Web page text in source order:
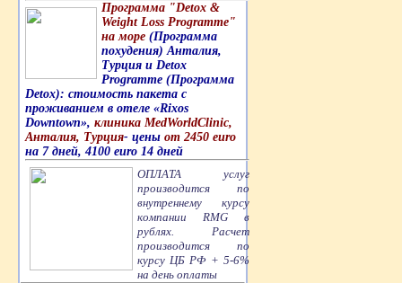
Программа "Detox &
Weight Loss Programme"
на море (Программа
похудения) Анталия,
Турция и Detox
Programme (Программа
Detox): стоимость пакета с
проживанием в отеле «Rixos
Downtown», клиника MedWorldClinic,
Анталия, Турция- цены от 2450 euro
на 7 дней, 4100 euro 14 дней
ОПЛАТА услуг
производится по
внутреннему курсу
компании RMG в
рублях. Расчет
производится по
курсу ЦБ РФ + 5-6%
на день оплаты